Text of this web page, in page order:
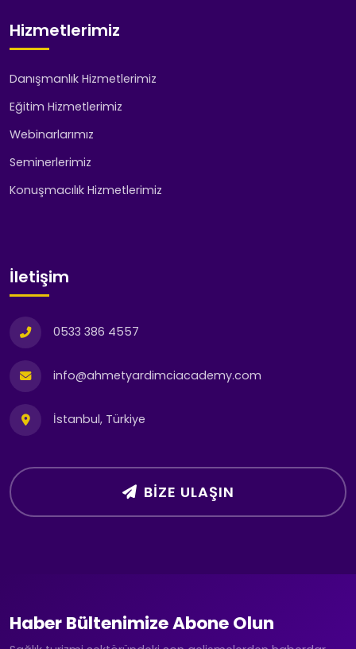
Hizmetlerimiz
Danışmanlık Hizmetlerimiz
Eğitim Hizmetlerimiz
Webinarlarımız
Seminerlerimiz
Konuşmacılık Hizmetlerimiz
İletişim
0533 386 4557
info@ahmetyardimciacademy.com
İstanbul, Türkiye
BIZE ULAŞIN
Haber Bültenimize Abone Olun